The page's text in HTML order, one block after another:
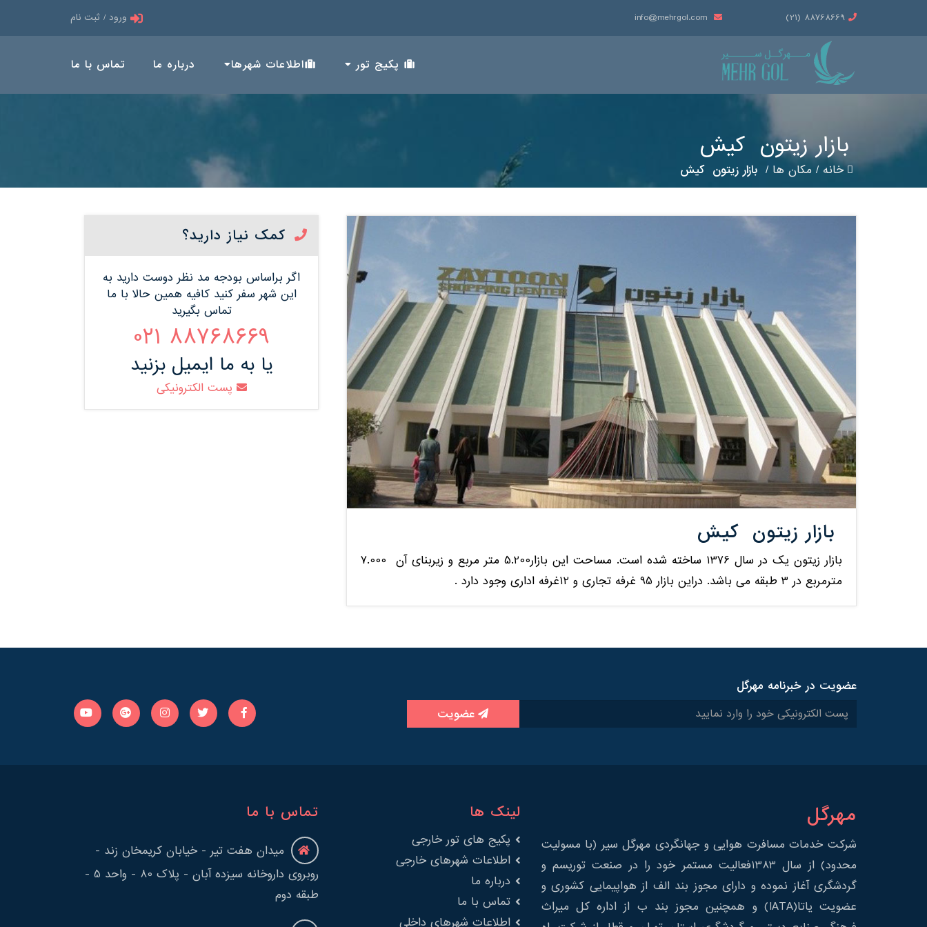
88768669 (21) ورود / ثبت نام
پکیج تور اطلاعات شهرها درباره ما تماس با ما
بازار زیتون کیش
خانه / مکان ها / بازار زیتون کیش
بازار زیتون کیش
بازار زیتون یک در سال 1376 ساخته شده است. مساحت این بازار5.200 متر مربع و زیربنای آن 7.000
مترمربع در 3 طبقه می باشد. دراین بازار 95 غرفه تجاری و 12غرفه اداری وجود دارد
.
کمک نیاز دارید؟
اگر براساس بودجه مد نظر دوست دارید به
این شهر سفر کنید کافیه همین حالا با ما
تماس بگیرید
88768669 021
یا به ما ایمیل بزنید
پست الکترونیکی
عضویت در خبرنامه مهرگل
عضویت
مهرگل
شرکت خدمات مسافرت هوایی و جهانگردی مهرگل سیر (با مسولیت
محدود) از سال 1383فعالیت مستمر خود را در صنعت توریسم و
گردشگری آغاز نموده و دارای مجوز بند الف از هواپیمایی کشوری و
عضویت یاتا(IATA) و همچنین مجوز بند ب از اداره کل میراث
لینک ها
پکیج های تور خارجی
اطلاعات شهرهای خارجی
درباره ما
تماس با ما
اطلاعات شهرهای داخلی
تماس با ما
میدان هفت تیر - خیابان کریمخان زند -
روبروی داروخانه سیزده آبان - پلاک 80 - واحد 5 -
طبقه دوم